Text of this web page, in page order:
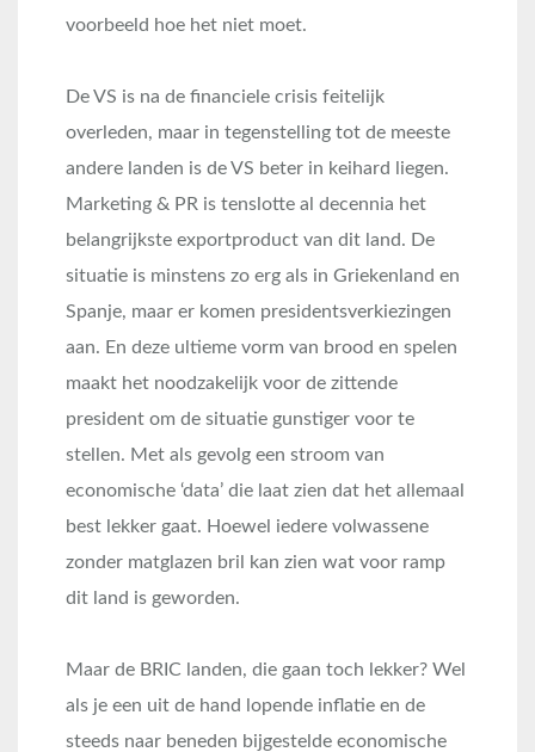
voorbeeld hoe het niet moet.
De VS is na de financiele crisis feitelijk
overleden, maar in tegenstelling tot de meeste
andere landen is de VS beter in keihard liegen.
Marketing & PR is tenslotte al decennia het
belangrijkste exportproduct van dit land. De
situatie is minstens zo erg als in Griekenland en
Spanje, maar er komen presidentsverkiezingen
aan. En deze ultieme vorm van brood en spelen
maakt het noodzakelijk voor de zittende
president om de situatie gunstiger voor te
stellen. Met als gevolg een stroom van
economische ‘data’ die laat zien dat het allemaal
best lekker gaat. Hoewel iedere volwassene
zonder matglazen bril kan zien wat voor ramp
dit land is geworden.
Maar de BRIC landen, die gaan toch lekker? Wel
als je een uit de hand lopende inflatie en de
steeds naar beneden bijgestelde economische